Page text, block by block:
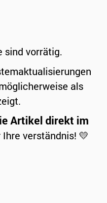
sind vorrätig.
als
Artikel direkt im
verständnis! 💛